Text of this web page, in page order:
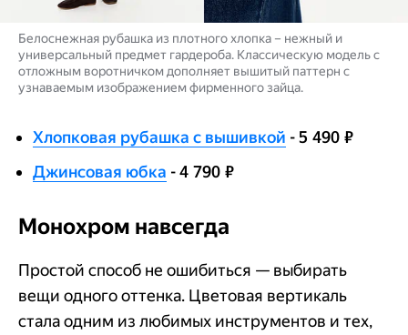
Белоснежная рубашка из плотного хлопка – нежный и
универсальный предмет гардероба. Классическую модель с
отложным воротничком дополняет вышитый паттерн с
узнаваемым изображением фирменного зайца.
Хлопковая рубашка с вышивкой - 5 490 ₽
Джинсовая юбка - 4 790 ₽
Монохром навсегда
Простой способ не ошибиться — выбирать
вещи одного оттенка. Цветовая вертикаль
стала одним из любимых инструментов и тех,